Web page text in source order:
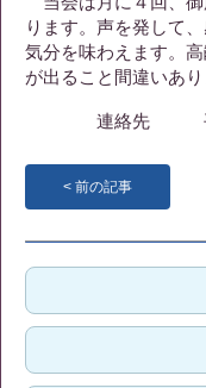
ります。声を発して
気分を味わえます。
が出ること間違いあ
連絡先 平
前の記事